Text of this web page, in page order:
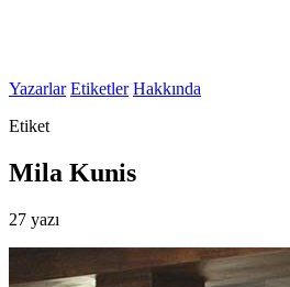
Yazarlar Etiketler Hakkında
Etiket
Mila Kunis
27 yazı